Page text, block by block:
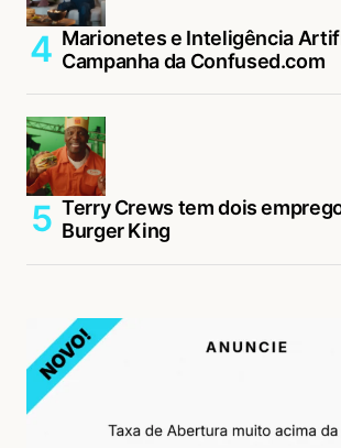
Marionetes e Inteligência
Campanha da Confused.com
Terry Crews tem dois
Burger King